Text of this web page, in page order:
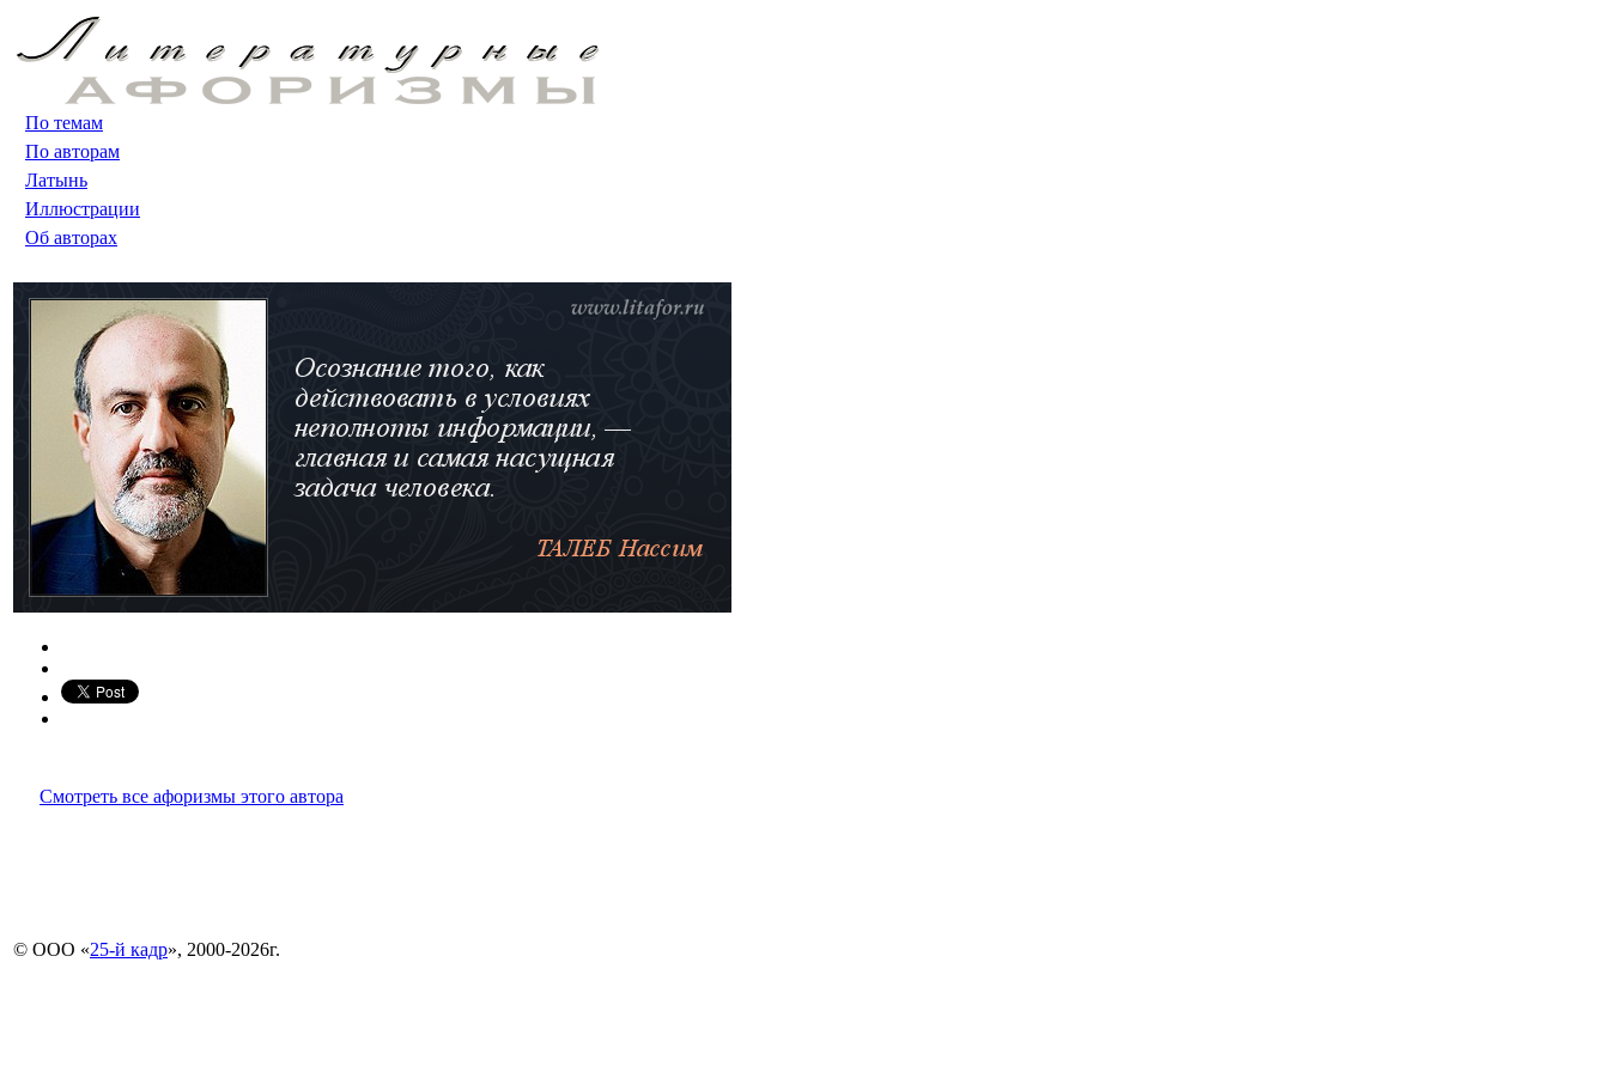
По темам
По авторам
Латынь
Иллюстрации
Об авторах
Смотреть все афоризмы этого автора
© ООО «25-й кадр», 2000-2026г.